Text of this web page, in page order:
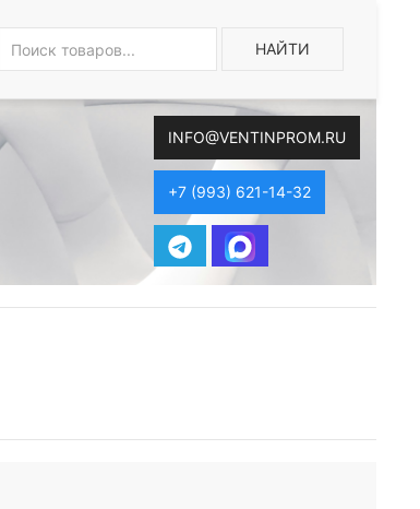
НАЙТИ
INFO@VENTINPROM.RU
+7 (993) 621-14-32